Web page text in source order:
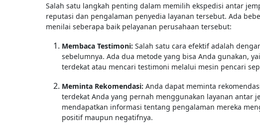
Salah satu langkah penting dalam memilih ekspedisi antar
reputasi dan pengalaman penyedia layanan tersebut. Ada
menilai seberapa baik pelayanan perusahaan tersebut:
Membaca Testimoni: Salah satu cara efektif adalah
sebelumnya. Ada dua metode yang bisa Anda gunakan,
terdekat atau mencari testimoni melalui mesin pencari
Meminta Rekomendasi: Anda dapat meminta
terdekat Anda yang pernah menggunakan layanan antar
mendapatkan informasi tentang pengalaman mereka
positif maupun negatifnya.